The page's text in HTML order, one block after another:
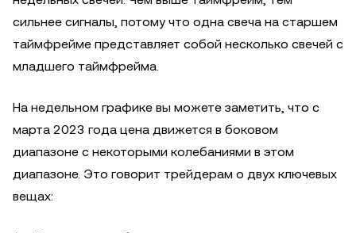
сильнее сигналы, потому что одна свеча на старшем
таймфрейме представляет собой несколько свечей с
младшего таймфрейма.
На недельном графике вы можете заметить, что с
марта 2023 года цена движется в боковом
диапазоне с некоторыми колебаниями в этом
диапазоне. Это говорит трейдерам о двух ключевых
вещах: